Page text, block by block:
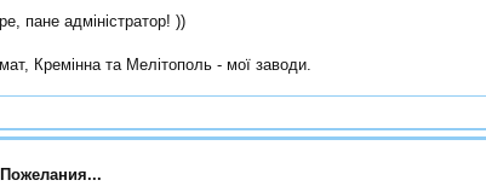
пане адміністратор! ))
Кремінна та Мелітополь - мої заводи.
Пожелания...